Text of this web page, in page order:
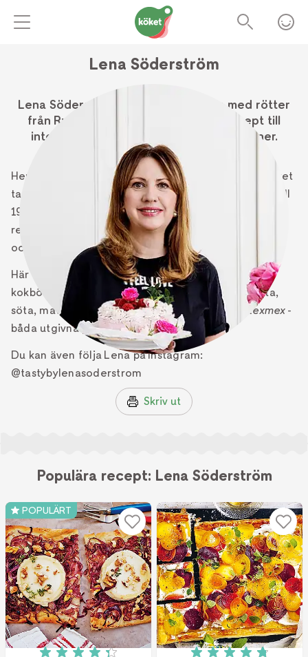
Lena Söderström
Lena Söderström är matjournalisten med rötter
från Ryssland som skriver alltifrån recept till
intervjuer med kända kockar och personer.
Hennes recept är skrivna på pedagogiskt sätt, mycket
tack vare sitt jobb på KF Provkök där hon arbetade till
1996 med receptprovning och framtagning av nya
recept. Idag arbetar Lena som matjournalist, stylist
och kokboksförfattare.
Här nedan hittar du recept från Lenas
kokböcker
Cheesecakes & Kladdkakor,Pajer: Salta,
söta, matiga och gröna och Hamburgare och texmex-
båda utgivna på Bokförlaget Semic.
Du kan även följa Lena på Instagram:
@tastybylenasoderstrom
Skriv ut
Populära recept: Lena Söderström
POPULÄRT